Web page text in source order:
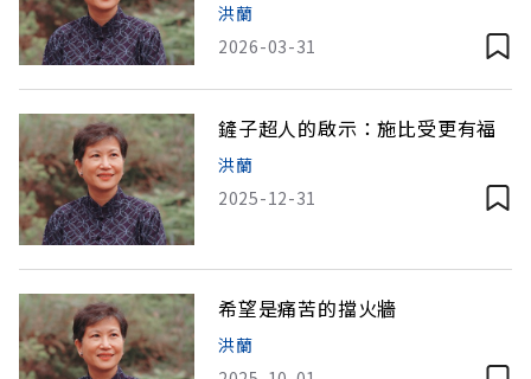
洪蘭
2026-03-31
鏟子超人的啟示：施比受更有福
洪蘭
2025-12-31
希望是痛苦的擋火牆
洪蘭